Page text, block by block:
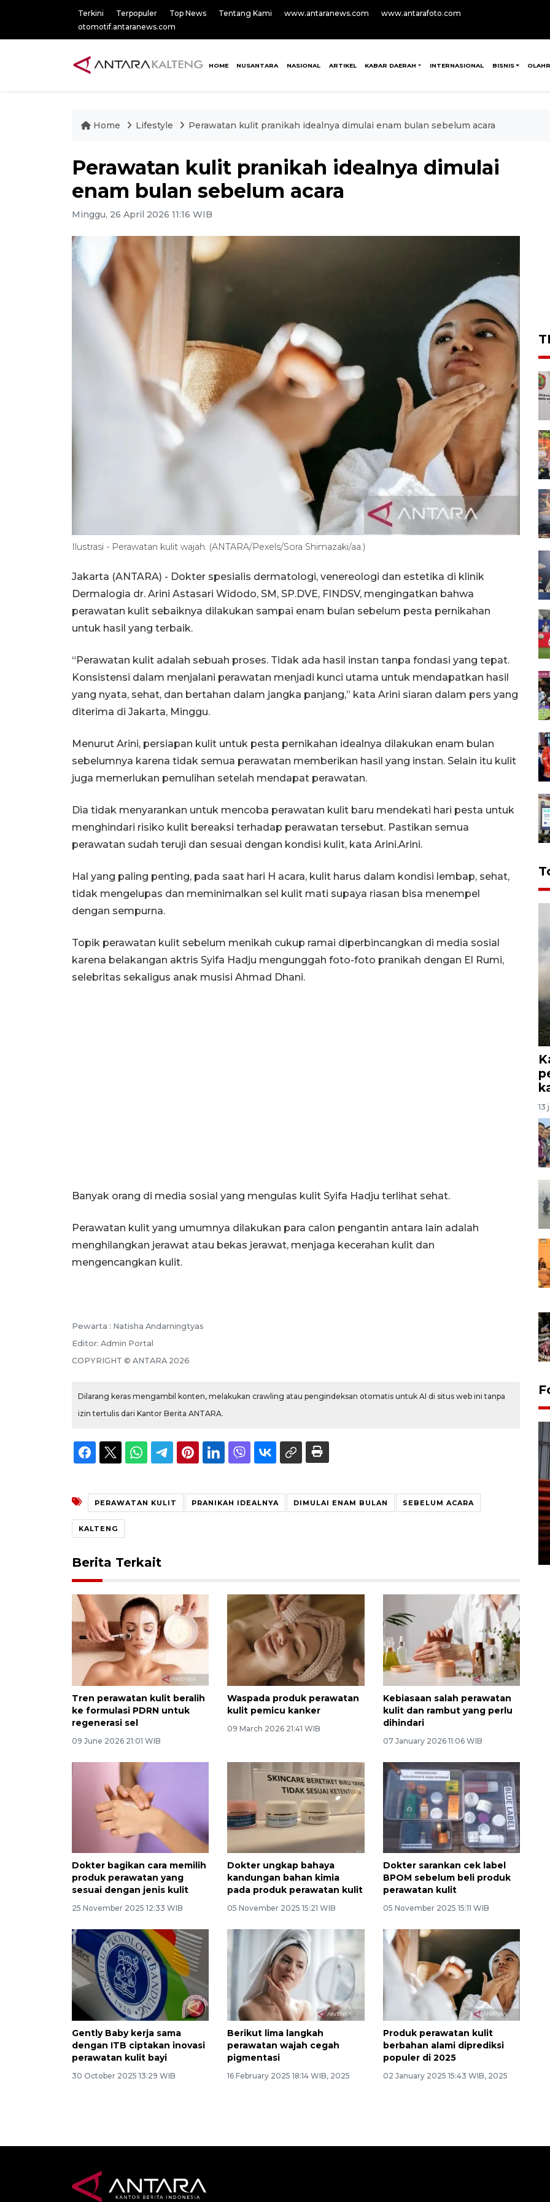
Terkini Terpopuler Top News Tentang Kami www.antaranews.com
www.antarafoto.com
otomotif.antaranews.com
HOME NUSANTARA NASIONAL ARTIKEL KABAR DAERAH INTERNASIONAL BISNIS
Home Lifestyle Perawatan kulit pranikah idealnya dimulai enam bulan sebelum acara
Perawatan kulit pranikah idealnya dimulai
enam bulan sebelum acara
Minggu, 26 April 2026 11:16 WIB
Ilustrasi - Perawatan kulit wajah. (ANTARA/Pexels/Sora Shimazaki/aa.)
Jakarta (ANTARA) - Dokter spesialis dermatologi, venereologi dan estetika di klinik
Dermalogia dr. Arini Astasari Widodo, SM, SP.DVE, FINDSV, mengingatkan bahwa
perawatan kulit sebaiknya dilakukan sampai enam bulan sebelum pesta pernikahan
untuk hasil yang terbaik.
“Perawatan kulit adalah sebuah proses. Tidak ada hasil instan tanpa fondasi yang tepat.
Konsistensi dalam menjalani perawatan menjadi kunci utama untuk mendapatkan hasil
yang nyata, sehat, dan bertahan dalam jangka panjang,” kata Arini siaran dalam pers yang
diterima di Jakarta, Minggu.
Menurut Arini, persiapan kulit untuk pesta pernikahan idealnya dilakukan enam bulan
sebelumnya karena tidak semua perawatan memberikan hasil yang instan. Selain itu kulit
juga memerlukan pemulihan setelah mendapat perawatan.
Dia tidak menyarankan untuk mencoba perawatan kulit baru mendekati hari pesta untuk
menghindari risiko kulit bereaksi terhadap perawatan tersebut. Pastikan semua
perawatan sudah teruji dan sesuai dengan kondisi kulit, kata Arini.Arini.
Hal yang paling penting, pada saat hari H acara, kulit harus dalam kondisi lembap, sehat,
tidak mengelupas dan meminimalkan sel kulit mati supaya riasan bisa menempel
dengan sempurna.
Topik perawatan kulit sebelum menikah cukup ramai diperbincangkan di media sosial
karena belakangan aktris Syifa Hadju mengunggah foto-foto pranikah dengan El Rumi,
selebritas sekaligus anak musisi Ahmad Dhani.
Banyak orang di media sosial yang mengulas kulit Syifa Hadju terlihat sehat.
Perawatan kulit yang umumnya dilakukan para calon pengantin antara lain adalah
menghilangkan jerawat atau bekas jerawat, menjaga kecerahan kulit dan
mengencangkan kulit.
Pewarta : Natisha Andarningtyas
Editor: Admin Portal
COPYRIGHT © ANTARA 2026
Dilarang keras mengambil konten, melakukan crawling atau pengindeksan otomatis untuk AI di situs web ini tanpa
izin tertulis dari Kantor Berita ANTARA.
PERAWATAN KULIT PRANIKAH IDEALNYA DIMULAI ENAM BULAN SEBELUM ACARA
KALTENG
Berita Terkait
Tren perawatan kulit beralih
ke formulasi PDRN untuk
regenerasi sel
09 June 2026 21:01 WIB
Waspada produk perawatan
kulit pemicu kanker
09 March 2026 21:41 WIB
Kebiasaan salah perawatan
kulit dan rambut yang perlu
dihindari
07 January 2026 11:06 WIB
Dokter bagikan cara memilih
produk perawatan yang
sesuai dengan jenis kulit
25 November 2025 12:33 WIB
Dokter ungkap bahaya
kandungan bahan kimia
pada produk perawatan kulit
05 November 2025 15:21 WIB
Dokter sarankan cek label
BPOM sebelum beli produk
perawatan kulit
05 November 2025 15:11 WIB
Gently Baby kerja sama
dengan ITB ciptakan inovasi
perawatan kulit bayi
30 October 2025 13:29 WIB
Berikut lima langkah
perawatan wajah cegah
pigmentasi
16 February 2025 18:14 WIB, 2025
Produk perawatan kulit
berbahan alami diprediksi
populer di 2025
02 January 2025 15:43 WIB, 2025
13
Prediksi puncak musim